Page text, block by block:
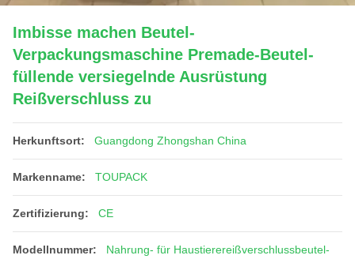
Imbisse machen Beutel-
Verpackungsmaschine Premade-Beutel-
füllende versiegelnde Ausrüstung
Reißverschluss zu
Herkunftsort: Guangdong Zhongshan China
Markenname: TOUPACK
Zertifizierung: CE
Modellnummer:
Nahrung- für Haustierereißverschlussbeutel-